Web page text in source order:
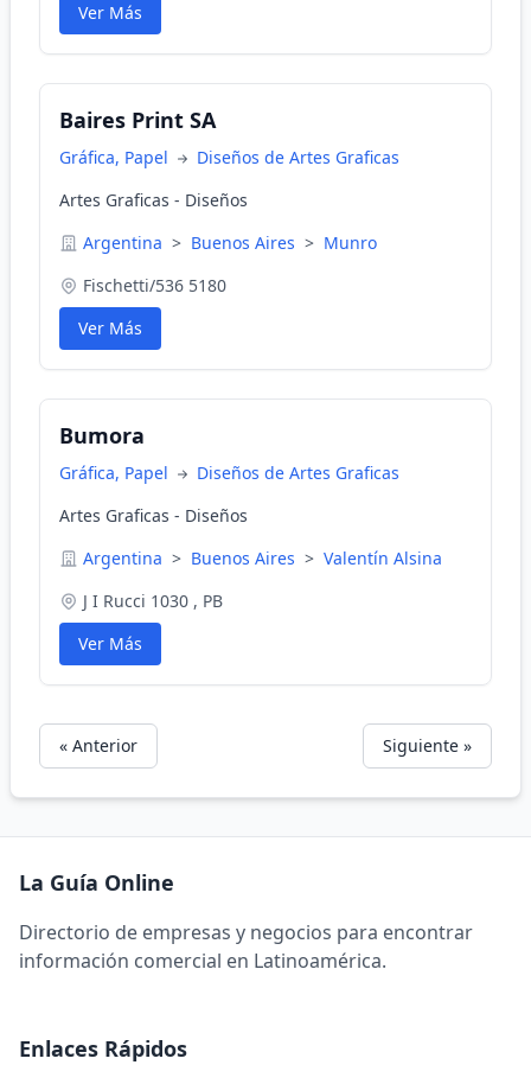
Ver Más
Baires Print SA
Gráfica, Papel
Diseños de Artes Graficas
Artes Graficas - Diseños
Argentina > Buenos Aires > Munro
Fischetti/536 5180
Ver Más
Bumora
Gráfica, Papel
Diseños de Artes Graficas
Artes Graficas - Diseños
Argentina > Buenos Aires > Valentín Alsina
J I Rucci 1030 , PB
Ver Más
« Anterior Siguiente »
La Guía Online
Directorio de empresas y negocios para encontrar
información comercial en Latinoamérica.
Enlaces Rápidos